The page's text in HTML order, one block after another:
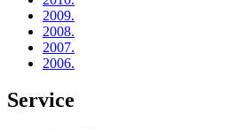
2009.
2008.
2007.
2006.
Service